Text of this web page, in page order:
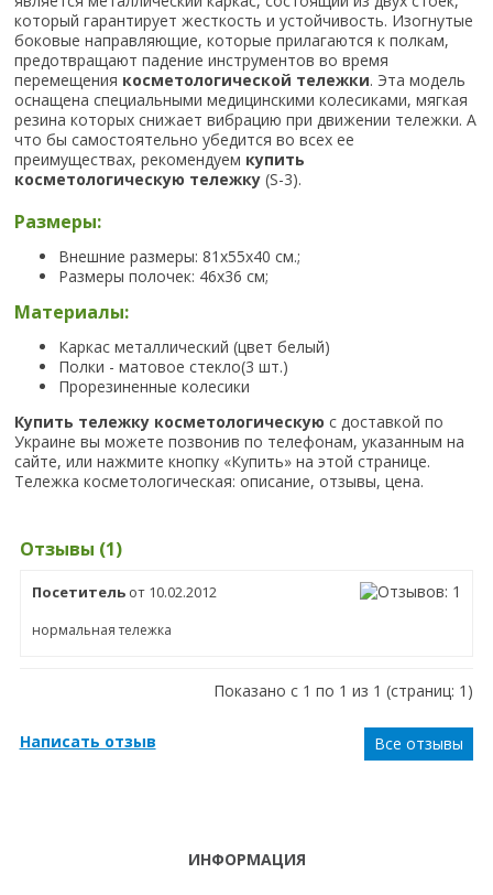
который гарантирует жесткость и устойчивость. Изогнутые
боковые направляющие, которые прилагаются к полкам,
предотвращают падение инструментов во время
перемещения косметологической тележки. Эта модель
оснащена специальными медицинскими колесиками, мягкая
резина которых снижает вибрацию при движении тележки. А
что бы самостоятельно убедится во всех ее
преимуществах, рекомендуем купить
косметологическую тележку (S-3).
Размеры:
Внешние размеры: 81х55х40 см.;
Размеры полочек: 46х36 см;
Материалы:
Каркас металлический (цвет белый)
Полки - матовое стекло(3 шт.)
Прорезиненные колесики
Купить тележку косметологическую с доставкой по
Украине вы можете позвонив по телефонам, указанным на
сайте, или нажмите кнопку «Купить» на этой странице.
Тележка косметологическая: описание, отзывы, цена.
Отзывы (1)
Посетительот 10.02.2012
нормальная тележка
Показано с 1 по 1 из 1 (страниц: 1)
Написать отзыв Все отзывы
ИНФОРМАЦИЯ